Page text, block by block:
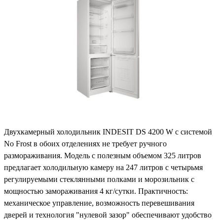
Двухкамерный холодильник INDESIT DS 4200 W с системой
No Frost в обоих отделениях не требует ручного
размораживания. Модель с полезным объемом 325 литров
предлагает холодильную камеру на 247 литров с четырьмя
регулируемыми стеклянными полками и морозильник с
мощностью замораживания 4 кг/сутки. Практичность:
механическое управление, возможность перевешивания
дверей и технология "нулевой зазор" обеспечивают удобство